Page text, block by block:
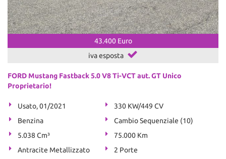
43.400 Euro
iva esposta
FORD Mustang Fastback 5.0 V8 Ti-VCT aut. GT Unico
Proprietario!
Usato, 01/2021
330 KW/449 CV
Benzina
Cambio Sequenziale (10)
5.038 Cm³
75.000 Km
Antracite Metallizzato
2 Porte